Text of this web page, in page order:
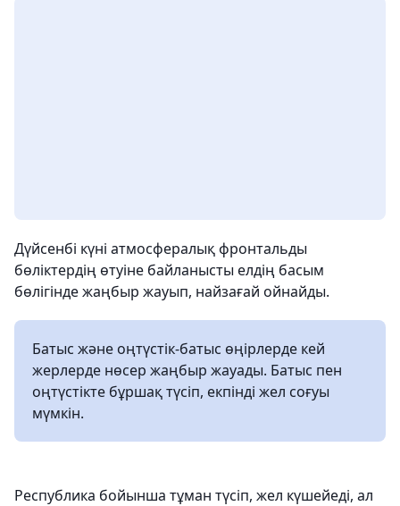
Дүйсенбі күні атмосфералық фронтальды
бөліктердің өтуіне байланысты елдің басым
бөлігінде жаңбыр жауып, найзағай ойнайды.
Батыс және оңтүстік-батыс өңірлерде кей
жерлерде нөсер жаңбыр жауады. Батыс пен
оңтүстікте бұршақ түсіп, екпінді жел соғуы
мүмкін.
Республика бойынша тұман түсіп, жел күшейеді, ал